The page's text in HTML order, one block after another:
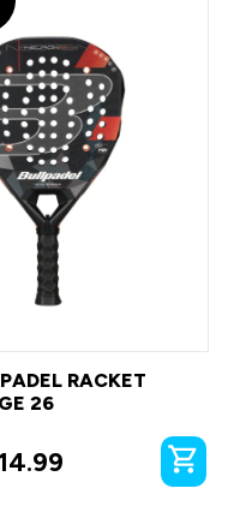
RACKET
26